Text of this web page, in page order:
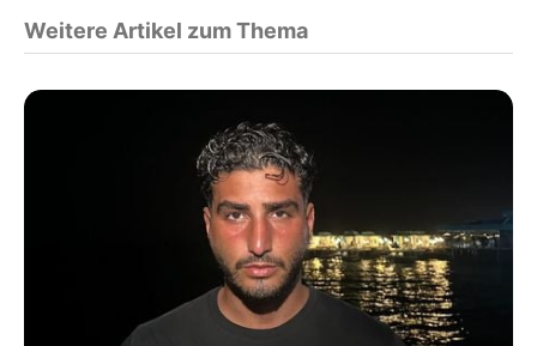
Weitere Artikel zum Thema